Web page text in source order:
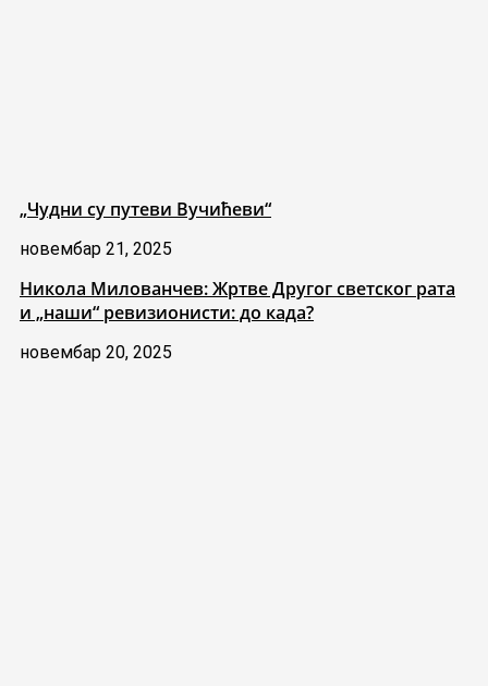
„Чудни су путеви Вучићеви“
новембар 21, 2025
Никола Милованчев: Жртве Другог светског рата
и „наши“ ревизионисти: до када?
новембар 20, 2025